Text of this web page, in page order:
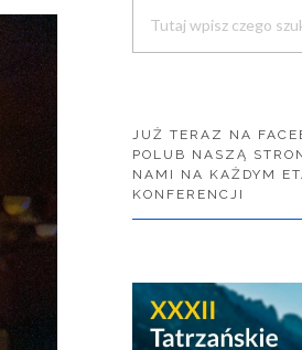
JUŻ TERAZ NA
POLUB NASZĄ
NAMI NA KAŻDYM
KONFERENCJI